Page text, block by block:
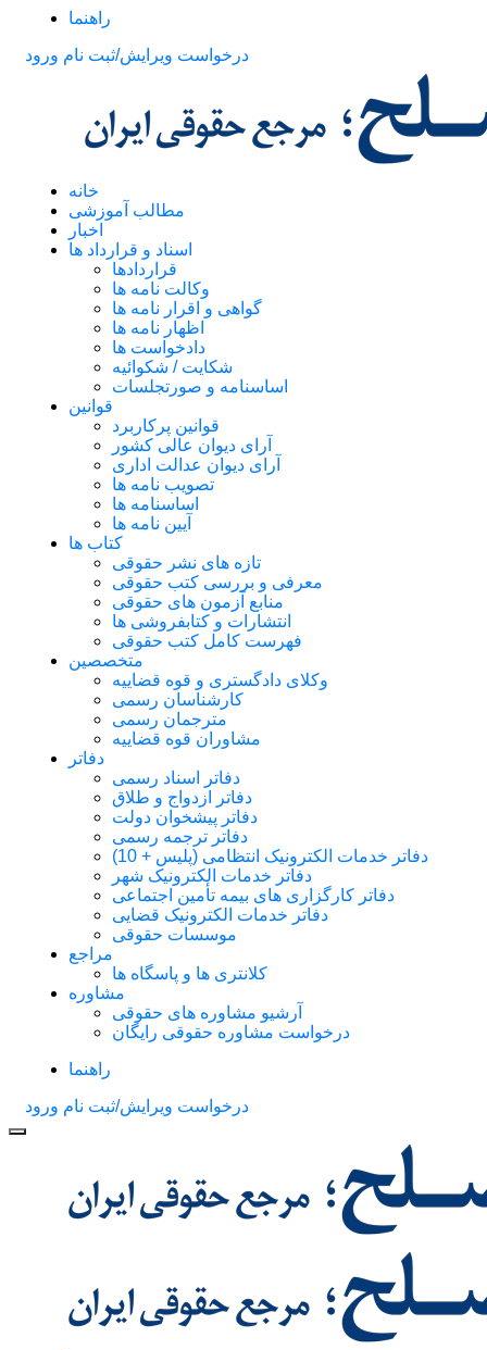
راهنما
درخواست ویرایش/ثبت نام ورود
خانه
مطالب آموزشی
اخبار
اسناد و قرارداد ها
قراردادها
وکالت نامه ها
گواهی و اقرار نامه ها
اظهار نامه ها
دادخواست ها
شکایت / شکوائیه
اساسنامه و صورتجلسات
قوانین
قوانین پرکاربرد
آرای دیوان عالی کشور
آرای دیوان عدالت اداری
تصویب نامه ها
اساسنامه ها
آیین نامه ها
کتاب ها
تازه های نشر حقوقی
معرفی و بررسی کتب حقوقی
منابع آزمون های حقوقی
انتشارات و کتابفروشی ها
فهرست کامل کتب حقوقی
متخصصین
وکلای دادگستری و قوه قضاییه
کارشناسان رسمی
مترجمان رسمی
مشاوران قوه قضاییه
دفاتر
دفاتر اسناد رسمی
دفاتر ازدواج و طلاق
دفاتر پیشخوان دولت
دفاتر ترجمه رسمی
دفاتر خدمات الکترونیک انتظامی (پلیس + 10)
دفاتر خدمات الکترونیک شهر
دفاتر کارگزاری های بیمه تأمین اجتماعی
دفاتر خدمات الکترونیک قضایی
موسسات حقوقی
مراجع
کلانتری ها و پاسگاه ها
مشاوره
آرشیو مشاوره های حقوقی
درخواست مشاوره حقوقی رایگان
راهنما
درخواست ویرایش/ثبت نام ورود